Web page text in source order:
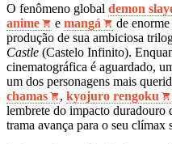
O fenômeno global demon
anime
e mangá
de
produção de sua ambiciosa
Castle (Castelo Infinito).
cinematográfica é aguardado,
um dos personagens mais
chamas
, kyojuro rengoku
lembrete do impacto duradouro
trama avança para o seu clímax